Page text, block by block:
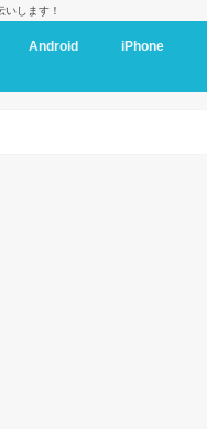
します！
Android iPhone